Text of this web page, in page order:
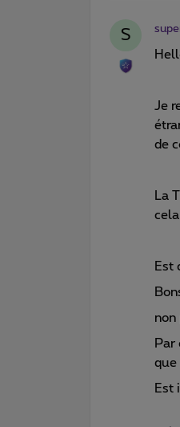
S
Je
de
La
Est
non
Par
que
Est